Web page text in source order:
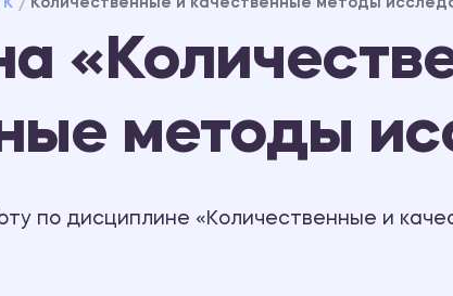
К Количественные и качественные методы
методы
по дисциплине «Количественные и